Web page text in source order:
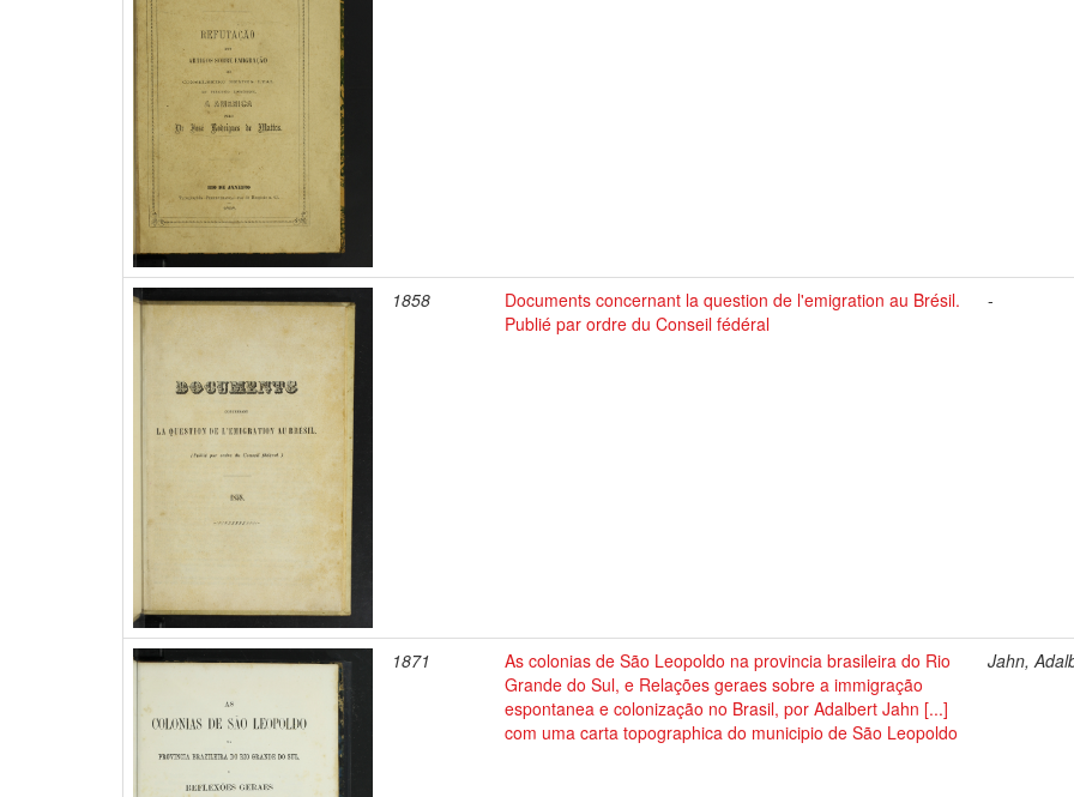
1858
Documents concernant la question de l'emigration au Brésil.
Publié par ordre du Conseil fédéral
-
1871
As colonias de São Leopoldo na provincia brasileira do Rio
Grande do Sul, e Relações geraes sobre a immigração
espontanea e colonização no Brasil, por Adalbert Jahn [...]
com uma carta topographica do municipio de São Leopoldo
Jahn,